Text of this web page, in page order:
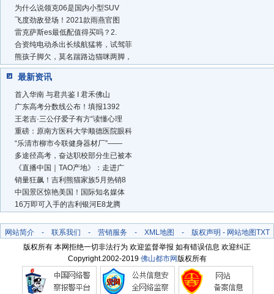
为什么说领克06是国内小型SUV
飞度劲敌登场！2021款雨燕官图
雷克萨斯es最低配值得买吗？2.
合资纯电动杀出长续航猛将，试驾菲
熊孩子脚欠，莫名踹路边猫咪两脚，
最新资讯
首入华南 与君共鉴 I 君禾佛山
广东高考分数线公布！填报1392
王老吉·三公仔爱子有方“读懂心理
重磅：原南方医科大学顺德医院眼科
“乐清市柳市今联健身器材厂”——
多途径高考，奋达职校部分生已被本
《直播中国｜TAO产地》：走进广
销量狂飙！吉利熊猫家族5月热销8
​中国景区惊艳美国！国际知名媒体
16万即可入手的吉利银河E8龙腾
网站简介- 联系我们 - 营销服务 - XML地图 - 版权声明 - 网站地图TXT
版权所有 本网拒绝一切非法行为 欢迎监督举报 如有错误信息 欢迎纠正
Copyright.2002-2019 佛山都市网版权所有